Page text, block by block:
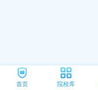
首页 院校库